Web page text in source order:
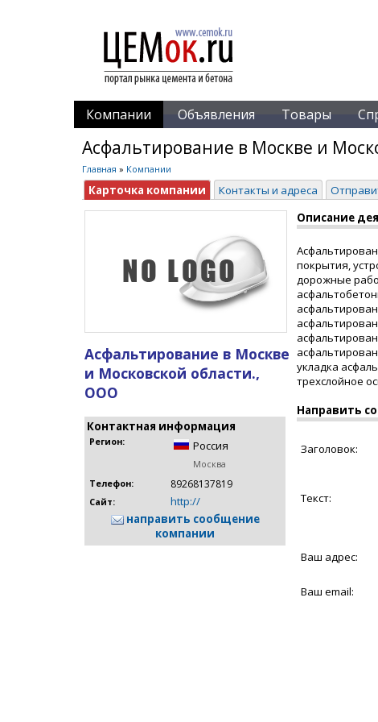
Компании Объявления Товары
Асфальтирование в Москве и
Главная » Компании
Карточка компании Контакты и адреса
Асфальтирование в Москве
и Московской области.,
ООО
Контактная информация
Регион: Россия
Москва
Телефон:
89268137819
Сайт:
http://
направить сообщение
компании
Описание
покрытия,
дорожные
укладка
трехслойное
Направить
Заголовок:
Текст:
Ваш адрес:
Ваш email: